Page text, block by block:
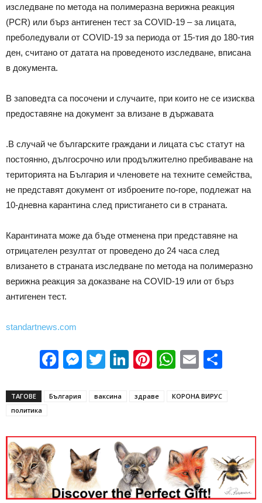
изследване по метода на полимеразна верижна реакция
(PCR) или бърз антигенен тест за COVID-19 – за лицата,
преболедували от COVID-19 за периода от 15-тия до 180-тия
ден, считано от датата на проведеното изследване, вписана
в документа.
В заповедта са посочени и случаите, при които не се изисква
предоставяне на документ за влизане в държавата
.В случай че българските граждани и лицата със статут на
постоянно, дългосрочно или продължително пребиваване на
територията на България и членовете на техните семейства,
не представят документ от изброените по-горе, подлежат на
10-дневна карантина след пристигането си в страната.
Карантината може да бъде отменена при представяне на
отрицателен резултат от проведено до 24 часа след
влизането в страната изследване по метода на полимеразно
верижна реакция за доказване на COVID-19 или от бърз
антигенен тест.
standartnews.com
Facebook
Messenger
Twitter
LinkedIn
Pinterest
WhatsApp
Email
ТАГОВЕ България ваксина здраве
КОРОНА ВИРУС
политика